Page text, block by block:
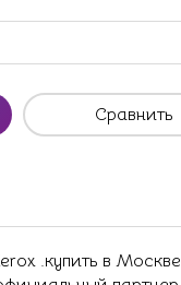
Сравнить
.купить в Москве